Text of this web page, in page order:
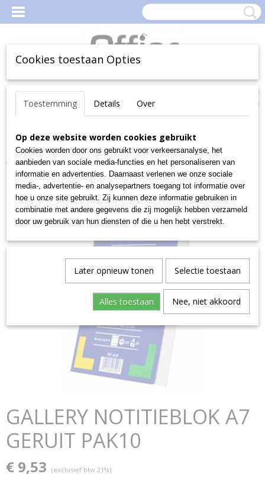
Inloggen Registreren
Uw Winkelwagen
(0)
Home >Kantoorartikelen>Schriften, memo- en schrijfblokken
Notitieboeken> Notitieboeken A7 - A8>GALLERY NOTITIEBLOK
A7 GERUIT PAK10
GALLERY NOTITIEBLOK A7
GERUIT PAK10
€ 9,53 (exclusief btw 21%)
Cookies toestaan Opties
Toestemming Details Over
Op deze website worden cookies gebruikt
Cookies worden door ons gebruikt voor verkeersanalyse, het
aanbieden van sociale media-functies en het personaliseren van
informatie en advertenties. Daarnaast verlenen we onze sociale
media-, advertentie- en analysepartners toegang tot informatie over
hoe u onze site gebruikt. Zij kunnen deze informatie gebruiken in
combinatie met andere gegevens die zij mogelijk hebben verzameld
door uw gebruik van hun diensten of die u hen hebt verstrekt.
Later opnieuw tonen Selectie toestaan
Alles toestaan Nee, niet akkoord